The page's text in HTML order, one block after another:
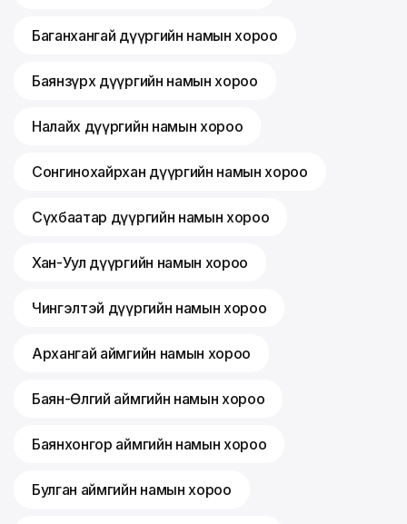
Баганхангай дүүргийн намын хороо
Баянзүрх дүүргийн намын хороо
Налайх дүүргийн намын хороо
Сонгинохайрхан дүүргийн намын хороо
Сүхбаатар дүүргийн намын хороо
Хан-Уул дүүргийн намын хороо
Чингэлтэй дүүргийн намын хороо
Архангай аймгийн намын хороо
Баян-Өлгий аймгийн намын хороо
Баянхонгор аймгийн намын хороо
Булган аймгийн намын хороо